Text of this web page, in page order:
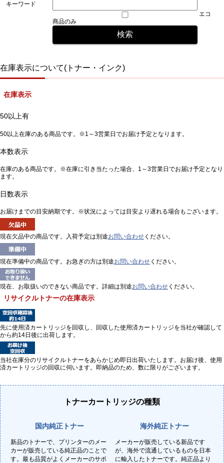
キーワード
エコ
商品のみ
在庫表示について(トナー・インク)
在庫表示
50以上有
50以上在庫のある商品です。※1～3営業日でお届け予定となります。
本数表示
在庫のある商品です。※在庫に引き当たった場合、1～3営業日でお届け予定となり
ます。
日数表示
お届けまでの目安納期です。※状況によっては目安より遅れる場合もございます。
現在欠品中の商品です。入荷予定は別途お問い合わせ ください。
現在準備中の商品です。お急ぎの方は別途お問い合わせ ください。
現在、お取扱いのできない商品です。詳細は別途お問い合わせ ください。
リサイクルトナーの在庫表示
先に使用済カートリッジを回収し、回収した使用済カートリッジを当社が確認して
から約14日後に出荷します。
当社在庫分のリサイクルトナーをあらかじめ即日出荷いたします。お届け後、使用
済カートリッジの回収に伺います。即納品のため、数に限りがございます。
トナーカートリッジの種類
国内純正トナー
新品のトナーで、プリンターのメー
カーが販売している純正品のことで
す。最も品質がよくメーカーのサポ
海外純正トナー
メーカーが販売している新品です
が、海外で流通しているものを日本
に輸入したトナーです。純正品より